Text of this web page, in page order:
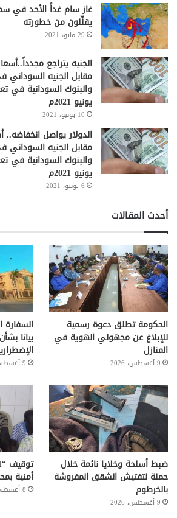
غاز سام غداً الأحد في
يقلِّلون من خطورته
29 مايو، 2021
الجنيه يتراجع
مقابل الجنيه السوداني
يونيو 2021م
10 يونيو، 2021
الدولار يواصل انخفاضه..
مقابل الجنيه السوداني
يونيو 2021م
6 يونيو، 2021
أحدث المقالات
الحكومة تطلق دعوة رسمية
للإبلاغ عن مجهولي الهوية في
المنازل
9 أغسطس، 2026
السفارة
بيانا
9 أغسطس، 2026
ضبط أسلحة وخلايا نائمة خلال
حملة لتفتيش الشقق المفروشة
بالخرطوم
9 أغسطس، 2026
أمنية
8 أغسطس، 2026